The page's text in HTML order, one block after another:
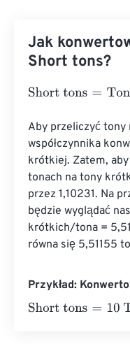
Jak
Short tons?
Short tons= Tonnes
Aby przeliczyć
współczynnika
krótkiej. Zatem,
tonach na tony
przez 1,10231. Na
będzie wyglądać
krótkich/tona =
równa się 5,51155
Przykład:
Short tons= 10